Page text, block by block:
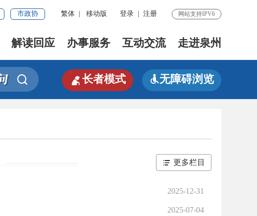
市政协 繁体 移动版 登录 注册 网站支持IPV6
解读回应 办事服务 互动交流 走进泉州
 长者模式 无障碍浏览
更多栏目
2025-12-31
2025-07-04